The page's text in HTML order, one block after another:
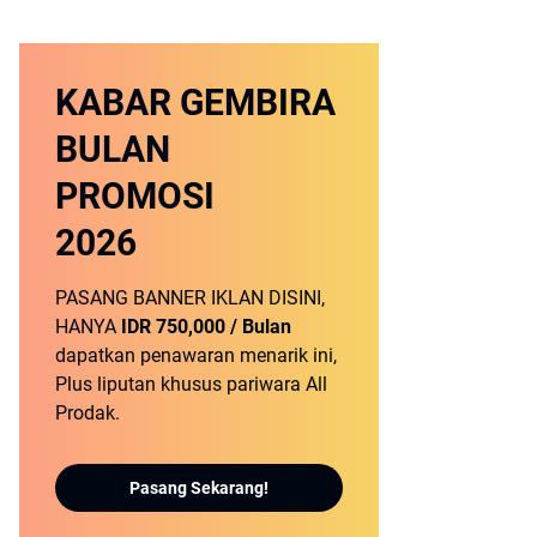
KABAR GEMBIRA
BULAN
PROMOSI
2026
PASANG BANNER IKLAN DISINI,
HANYA IDR 750,000 / Bulan
dapatkan penawaran menarik ini,
Plus liputan khusus pariwara All
Prodak.
Pasang Sekarang!